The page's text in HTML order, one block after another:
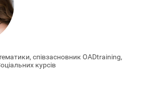
співзасновник OADtraining,
курсів